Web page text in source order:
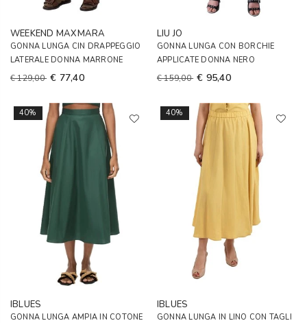
WEEKEND MAXMARA
GONNA LUNGA CIN DRAPPEGGIO
LATERALE DONNA MARRONE
€ 129,00 € 77,40
LIU JO
GONNA LUNGA CON BORCHIE
APPLICATE DONNA NERO
€ 159,00 € 95,40
40%
IBLUES
GONNA LUNGA AMPIA IN COTONE
40%
IBLUES
GONNA LUNGA IN LINO CON TAGLI